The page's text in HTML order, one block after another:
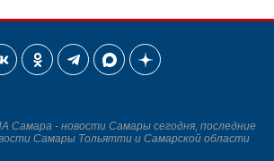
Самара - новости Самары сегодня, последние
Самары Тольятти и Самарской области